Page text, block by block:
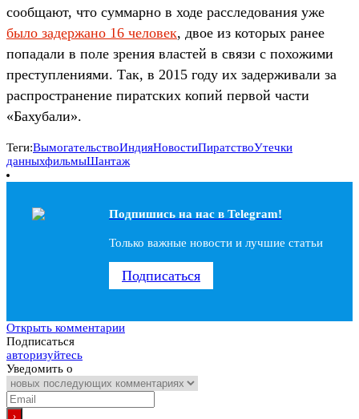
сообщают, что суммарно в ходе расследования уже
было задержано 16 человек, двое из которых ранее
попадали в поле зрения властей в связи с похожими
преступлениями. Так, в 2015 году их задерживали за
распространение пиратских копий первой части
«Бахубали».
Теги:ВымогательствоИндияНовостиПиратствоУтечки
данныхфильмыШантаж
Подпишись на наc в Telegram!
Только важные новости и лучшие статьи
Подписаться
Открыть комментарии
Подписаться
авторизуйтесь
Уведомить о